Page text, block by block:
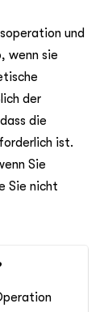
und
wenn sie
der
die
ist.
Sie
Sie nicht